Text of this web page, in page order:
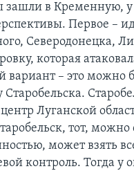
зашли в Кременную, у
Первое –
Северодонецка,
которая
вариант – это можно
Луганской
тот, можно
может взять
контроль. Тогда у